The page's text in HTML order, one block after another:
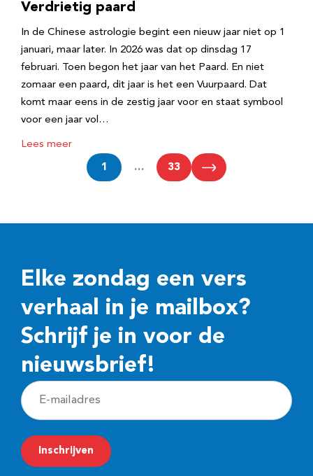
Verdrietig paard
In de Chinese astrologie begint een nieuw jaar niet op 1
januari, maar later. In 2026 was dat op dinsdag 17
februari. Toen begon het jaar van het Paard. En niet
zomaar een paard, dit jaar is het een Vuurpaard. Dat
komt maar eens in de zestig jaar voor en staat symbool
voor een jaar vol…
Lees meer
1 … 33
Elke zondag een vers
verhaal in je mailbox?
Schrijf je in voor de
nieuwsbrief!
E
-
m
a
Inschrijven